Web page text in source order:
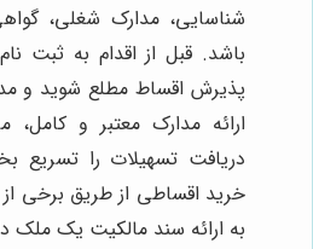
شناسایی، مدارک شغلی،
باشد. قبل از اقدام به ثبت
پذیرش اقساط مطلع شوید و
ارائه مدارک معتبر و کامل،
دریافت تسهیلات را تسریع
خرید اقساطی از طریق برخی
به ارائه سند مالکیت یک ملک